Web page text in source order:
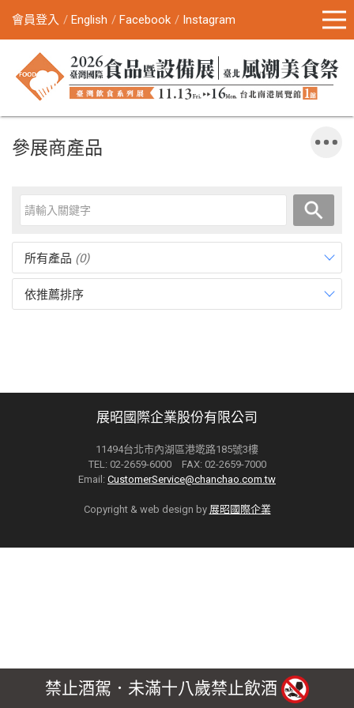
會員登入 English Facebook Instagram
參展商產品
所有產品 (0)
依推薦排序
展昭國際企業股份有限公司
11494台北市內湖區港墘路185號3樓
TEL: 02-2659-6000 FAX: 02-2659-7000
Email: CustomerService@chanchao.com.tw
Copyright & web design by 展昭國際企業
禁止酒駕．未滿十八歲禁止飲酒